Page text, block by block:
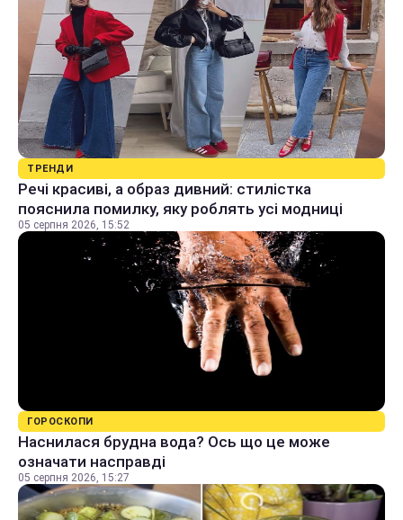
ТРЕНДИ
Речі красиві, а образ дивний: стилістка
пояснила помилку, яку роблять усі модниці
05 серпня 2026, 15:52
ГОРОСКОПИ
Наснилася брудна вода? Ось що це може
означати насправді
05 серпня 2026, 15:27